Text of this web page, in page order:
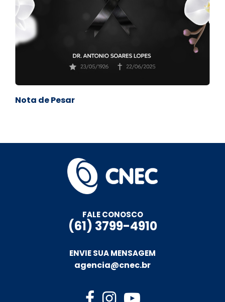
Nota de Pesar
FALE CONOSCO
(61) 3799-4910
ENVIE SUA MENSAGEM
agencia@cnec.br